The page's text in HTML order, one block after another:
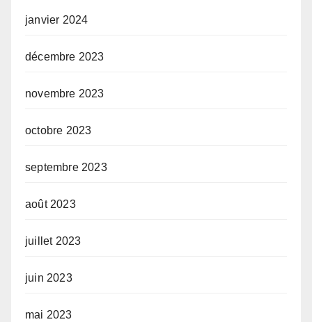
janvier 2024
décembre 2023
novembre 2023
octobre 2023
septembre 2023
août 2023
juillet 2023
juin 2023
mai 2023